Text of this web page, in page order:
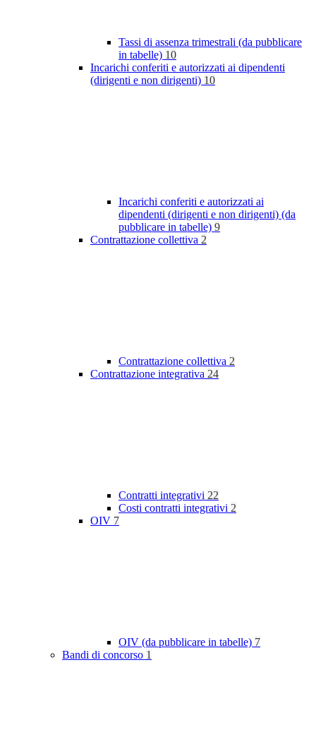
Tassi di assenza trimestrali (da pubblicare
in tabelle) 10
Incarichi conferiti e autorizzati ai dipendenti
(dirigenti e non dirigenti) 10
Incarichi conferiti e autorizzati ai
dipendenti (dirigenti e non dirigenti) (da
pubblicare in tabelle) 9
Contrattazione collettiva 2
Contrattazione collettiva 2
Contrattazione integrativa 24
Contratti integrativi 22
Costi contratti integrativi 2
OIV 7
OIV (da pubblicare in tabelle) 7
Bandi di concorso 1